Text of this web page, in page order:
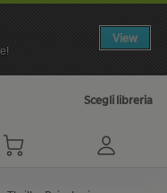
View
Scegli libreria